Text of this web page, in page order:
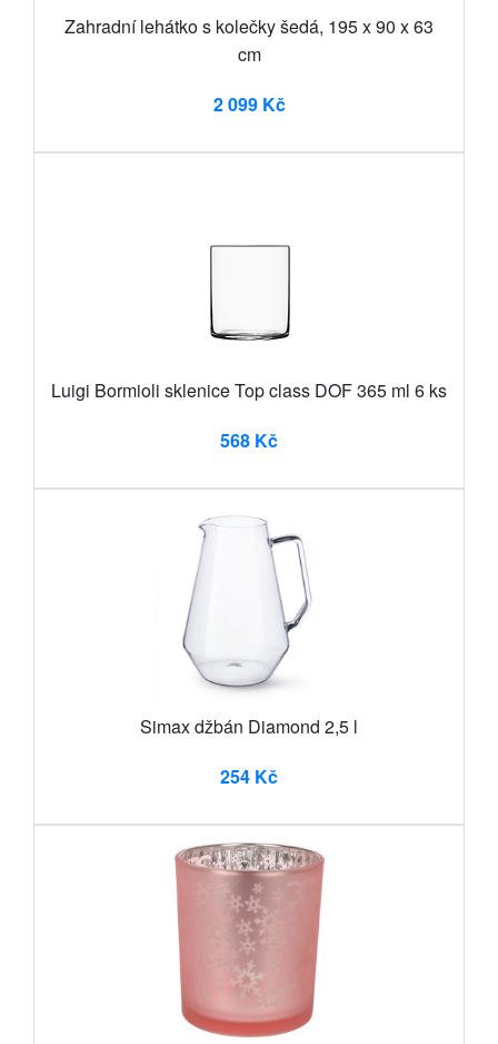
Zahradní lehátko s kolečky šedá, 195 x 90 x 63
cm
2 099 Kč
Luigi Bormioli sklenice Top class DOF 365 ml 6 ks
568 Kč
Simax džbán Diamond 2,5 l
254 Kč